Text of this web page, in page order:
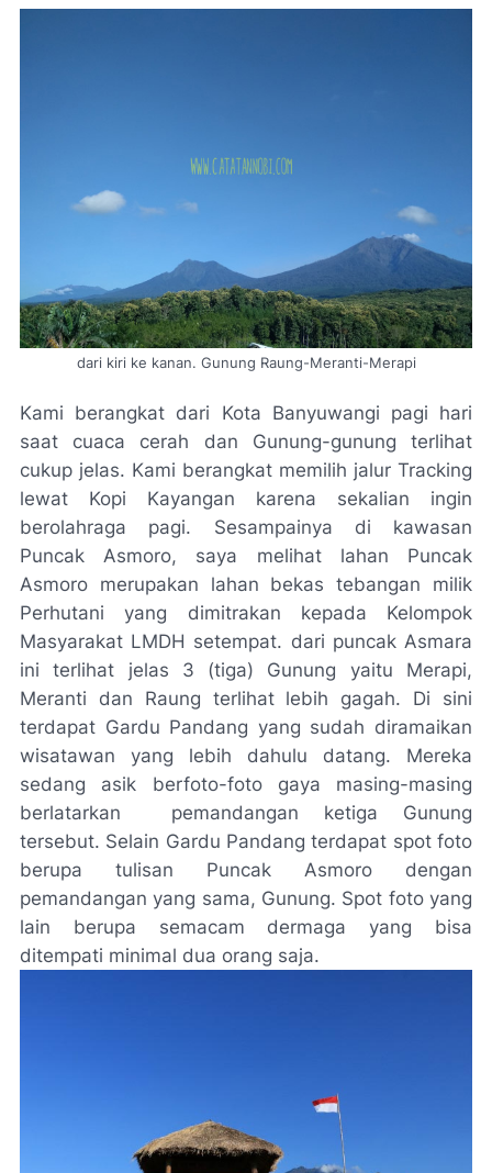
dari kiri ke kanan. Gunung Raung-Meranti-Merapi
Kami berangkat dari Kota Banyuwangi pagi hari
saat cuaca cerah dan Gunung-gunung terlihat
cukup jelas. Kami berangkat memilih jalur Tracking
lewat Kopi Kayangan karena sekalian ingin
berolahraga pagi. Sesampainya di kawasan
Puncak Asmoro, saya melihat lahan Puncak
Asmoro merupakan lahan bekas tebangan milik
Perhutani yang dimitrakan kepada Kelompok
Masyarakat LMDH setempat. dari puncak Asmara
ini terlihat jelas 3 (tiga) Gunung yaitu Merapi,
Meranti dan Raung terlihat lebih gagah. Di sini
terdapat Gardu Pandang yang sudah diramaikan
wisatawan yang lebih dahulu datang. Mereka
sedang asik berfoto-foto gaya masing-masing
berlatarkan
pemandangan ketiga Gunung
tersebut. Selain Gardu Pandang terdapat spot foto
berupa tulisan Puncak Asmoro dengan
pemandangan yang sama, Gunung. Spot foto yang
lain berupa semacam dermaga yang bisa
ditempati minimal dua orang saja.